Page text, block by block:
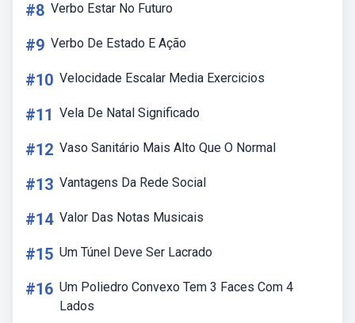
#8 Verbo Estar No Futuro
#9 Verbo De Estado E Ação
#10 Velocidade Escalar Media Exercicios
#11 Vela De Natal Significado
#12 Vaso Sanitário Mais Alto Que O Normal
#13 Vantagens Da Rede Social
#14 Valor Das Notas Musicais
#15 Um Túnel Deve Ser Lacrado
#16 Um Poliedro Convexo Tem 3 Faces Com 4
Lados